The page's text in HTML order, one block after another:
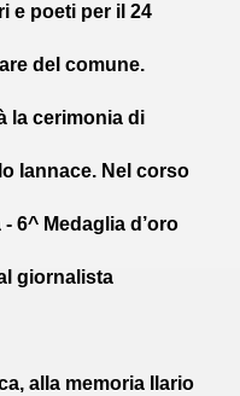
e poeti per il 24
del comune.
la cerimonia di
Iannace. Nel corso
6^ Medaglia d’oro
giornalista
alla memoria Ilario
ALETTI